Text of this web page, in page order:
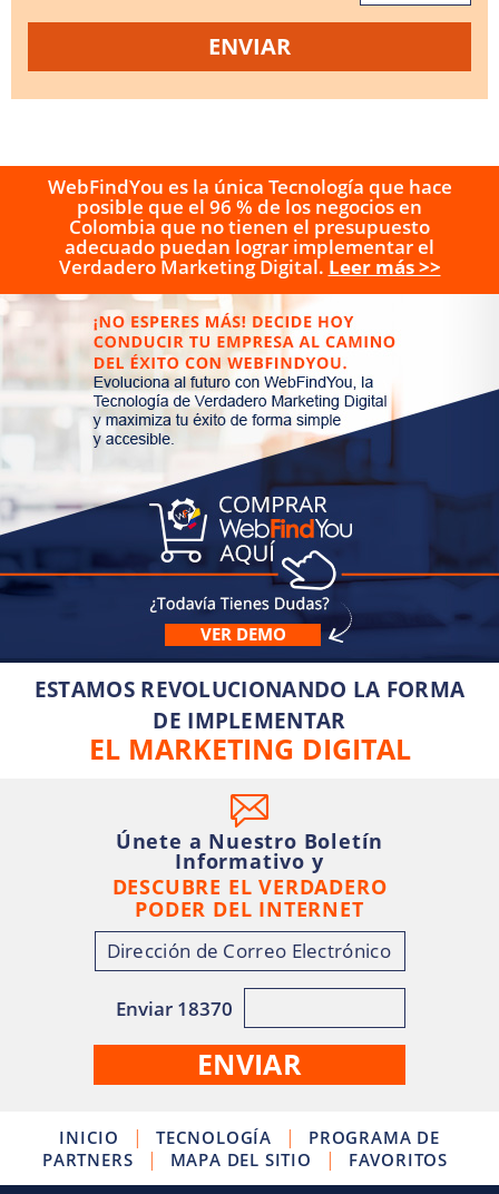
WebFindYou es la única Tecnología que hace
posible que el 96 % de los negocios en
Colombia que no tienen el presupuesto
adecuado puedan lograr implementar el
Verdadero Marketing Digital. Leer más >>
VER DEMO
ESTAMOS REVOLUCIONANDO LA FORMA
DE IMPLEMENTAR
EL MARKETING DIGITAL
Únete a Nuestro Boletín
Informativo y
DESCUBRE EL VERDADERO
PODER DEL INTERNET
Enviar 18370
INICIO | TECNOLOGÍA |
PROGRAMA DE
PARTNERS
| MAPA DEL SITIO | FAVORITOS